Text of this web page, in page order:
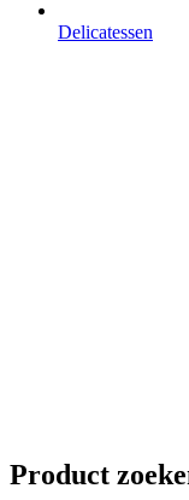
Delicatessen
Product